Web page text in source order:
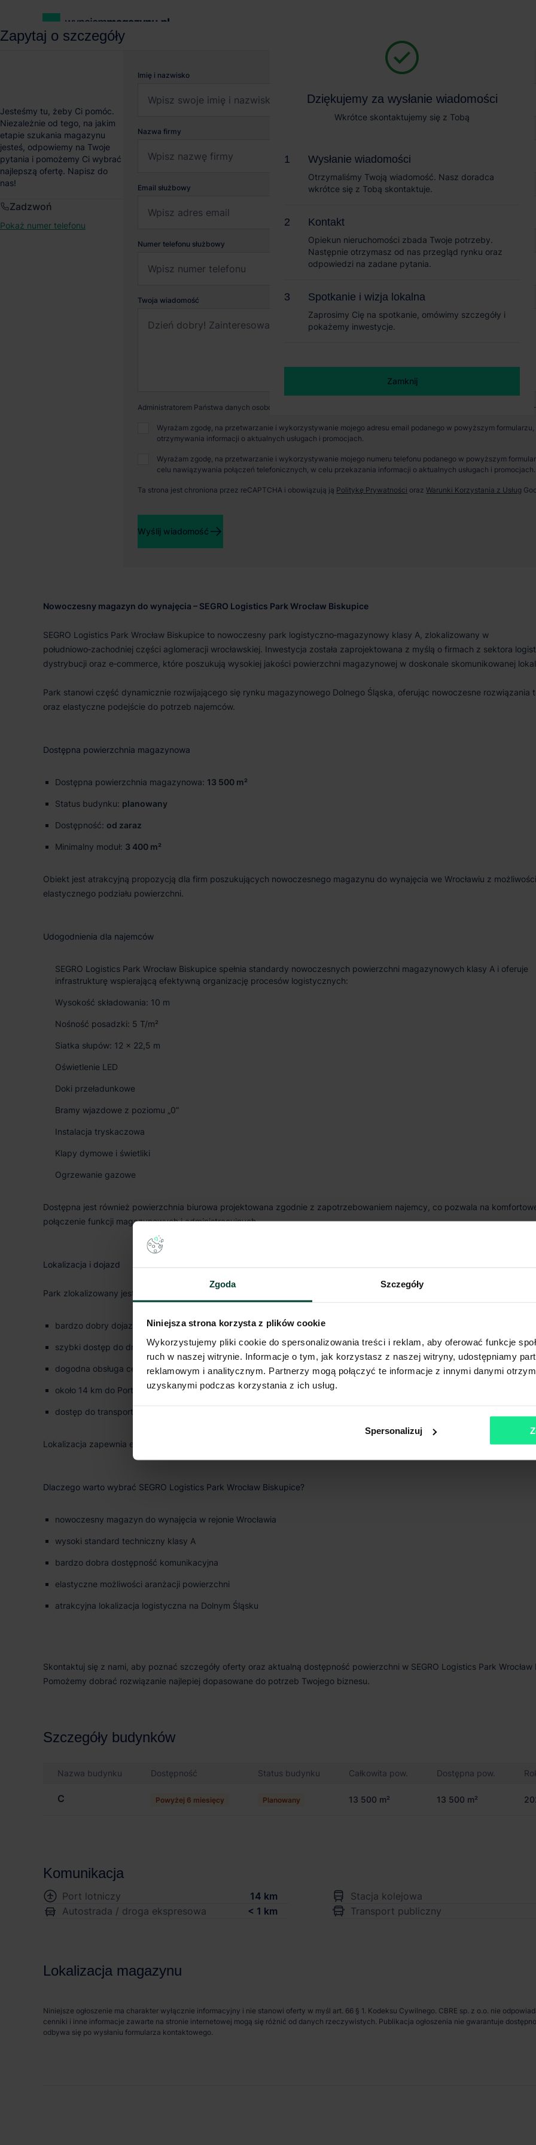
Zgoda Szczegóły
Niniejsza strona korzysta z plików cookie
Wykorzystujemy pliki cookie do spersonalizowania treści i reklam, aby oferować funkcje
ruch w naszej witrynie. Informacje o tym, jak korzystasz z naszej witryny, udostępniamy
reklamowym i analitycznym. Partnerzy mogą połączyć te informacje z innymi danymi
uzyskanymi podczas korzystania z ich usług.
Spersonalizuj
Magazyn Segro Logistics Park Wrocław Biskupice
Magazyn Segro Logistics Park Wrocław Biskupice
Wrocław, Dolnośląskie
Nowoczesny magazyn do wynajęcia – SEGRO Logistics Park Wrocław Biskupice
SEGRO Logistics Park Wrocław Biskupice to nowoczesny park logistyczno‑magazynowy klasy A, zlokalizowany w
południowo‑zachodniej części aglomeracji wrocławskiej. Inwestycja została zaprojektowana z myślą o firmach z sektora
dystrybucji oraz e‑commerce, które poszukują wysokiej jakości powierzchni magazynowej w doskonale skomunikowanej
Park stanowi część dynamicznie rozwijającego się rynku magazynowego Dolnego Śląska, oferując nowoczesne rozwiązania
oraz elastyczne podejście do potrzeb najemców.
Dostępna powierzchnia magazynowa
Dostępna powierzchnia magazynowa: 13 500 m²
Status budynku: planowany
Dostępność: od zaraz
Minimalny moduł: 3 400 m²
Obiekt jest atrakcyjną propozycją dla firm poszukujących nowoczesnego magazynu do wynajęcia we Wrocławiu z
elastycznego podziału powierzchni.
Udogodnienia dla najemców
SEGRO Logistics Park Wrocław Biskupice spełnia standardy nowoczesnych powierzchni magazynowych klasy A i oferuje
infrastrukturę wspierającą efektywną organizację procesów logistycznych:
Wysokość składowania: 10 m
Nośność posadzki: 5 T/m²
Siatka słupów: 12 × 22,5 m
Oświetlenie LED
Doki przeładunkowe
Bramy wjazdowe z poziomu „0”
Instalacja tryskaczowa
Klapy dymowe i świetliki
Ogrzewanie gazowe
Dostępna jest również powierzchnia biurowa projektowana zgodnie z zapotrzebowaniem najemcy, co pozwala na
połączenie funkcji magazynowych i administracyjnych.
Lokalizacja i dojazd
Park zlokalizowany jest w miejscowości Biskupice Podgórne, w jednym z najatrakcyjniejszych rejonów logistycznych
bardzo dobry dojazd do autostrady A4
szybki dostęp do drogi ekspresowej S8
dogodna obsługa centrum Wrocławia oraz regionu Dolnego Śląska
około 14 km do Portu Lotniczego Wrocław
dostęp do transportu publicznego w pobliżu inwestycji
Lokalizacja zapewnia efektywną dystrybucję towarów zarówno na rynek krajowy, jak i międzynarodowy.
Dlaczego warto wybrać SEGRO Logistics Park Wrocław Biskupice?
nowoczesny magazyn do wynajęcia w rejonie Wrocławia
wysoki standard techniczny klasy A
bardzo dobra dostępność komunikacyjna
elastyczne możliwości aranżacji powierzchni
atrakcyjna lokalizacja logistyczna na Dolnym Śląsku
Skontaktuj się z nami, aby poznać szczegóły oferty oraz aktualną dostępność powierzchni w SEGRO Logistics Park Wrocław
Pomożemy dobrać rozwiązanie najlepiej dopasowane do potrzeb Twojego biznesu.
Szczegóły budynków
Nazwa budynku Dostępność Status budynku Całkowita pow. Dostępna pow.
C Powyżej 6 miesięcy Planowany 13 500 m² 13 500 m²
Komunikacja
Port lotniczy 14 km
Stacja kolejowa
Autostrada / droga ekspresowa
< 1 km Transport publiczny
Lokalizacja magazynu
Niniejsze ogłoszenie ma charakter wyłącznie informacyjny i nie stanowi oferty w myśl art. 66 § 1. Kodeksu Cywilnego. CBRE sp. z o.o. nie
cenniki i inne informacje zawarte na stronie internetowej mogą się różnić od danych rzeczywistych. Publikacja ogłoszenia nie gwarantuje
odbywa się po wysłaniu formularza kontaktowego.
Dziękujemy za wysłanie wiadomości
Wkrótce skontaktujemy się z Tobą
Wysłanie wiadomości
Otrzymaliśmy Twoją wiadomość. Nasz doradca
wkrótce się z Tobą skontaktuje.
Kontakt
Opiekun nieruchomości zbada Twoje potrzeby.
Następnie otrzymasz od nas przegląd rynku oraz
odpowiedzi na zadane pytania.
Spotkanie i wizja lokalna
Zaprosimy Cię na spotkanie, omówimy szczegóły i
pokażemy inwestycje.
Zamknij
Zapytaj o szczegóły
Jesteśmy tu, żeby Ci pomóc.
Niezależnie od tego, na jakim
etapie szukania magazynu
jesteś, odpowiemy na Twoje
pytania i pomożemy Ci wybrać
najlepszą ofertę. Napisz do
nas!
Zadzwoń
Pokaż numer telefonu
Imię i nazwisko
Nazwa firmy
Email służbowy
Numer telefonu służbowy
Twoja wiadomość
Administratorem Państwa danych osobowych jest CBRE sp. z o. o. z siedzibą w Warszawie, Rondo Daszyńskiego 1,
Wyrażam zgodę, na przetwarzanie i wykorzystywanie mojego adresu email podanego w powyższym
otrzymywania informacji o aktualnych usługach i promocjach.
Wyrażam zgodę, na przetwarzanie i wykorzystywanie mojego numeru telefonu podanego w powyższym
celu nawiązywania połączeń telefonicznych, w celu przekazania informacji o aktualnych usługach i promocjach.
Ta strona jest chroniona przez reCAPTCHA i obowiązują ją Politykę Prywatności orazWarunki Korzystania z Usług
Wyślij wiadomość
Dziękujemy za wysłanie wiadomości
Wkrótce skontaktujemy się z Tobą
Wysłanie wiadomości
Otrzymaliśmy Twoją wiadomość. Nasz doradca
wkrótce się z Tobą skontaktuje.
Kontakt
Opiekun nieruchomości zbada Twoje potrzeby.
Następnie otrzymasz od nas przegląd rynku oraz
odpowiedzi na zadane pytania.
Spotkanie i wizja lokalna
Zaprosimy Cię na spotkanie, omówimy szczegóły i
pokażemy inwestycje.
Zamknij